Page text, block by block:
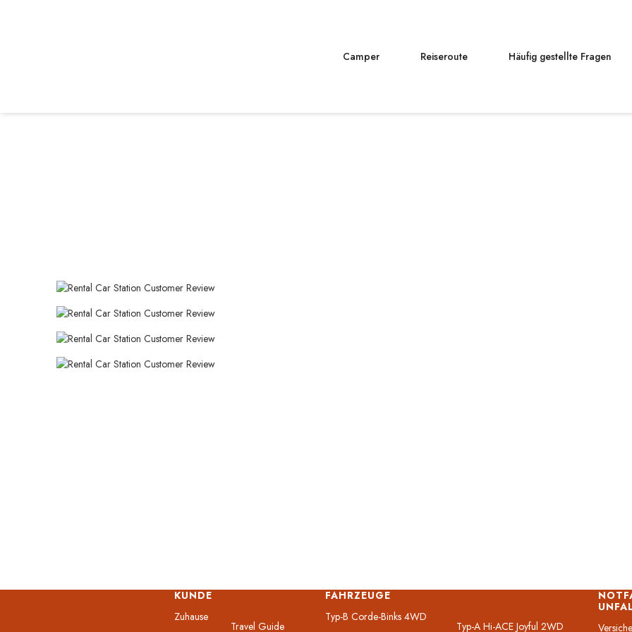
Camper Reiseroute Häufig gestellte Fragen
KUNDE
Zuhause
Travel Guide
FAHRZEUGE
Typ-B Corde-Binks 4WD
Typ-A Hi-ACE Joyful 2WD